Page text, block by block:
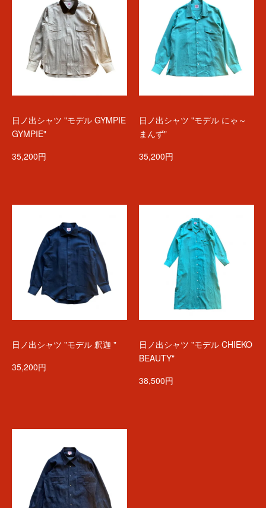
日ノ出シャツ "モデル GYMPIE
GYMPIE"
35,200円
日ノ出シャツ "モデル にゃ～
まんず"
35,200円
日ノ出シャツ "モデル 釈迦 "
35,200円
日ノ出シャツ "モデル CHIEKO
BEAUTY"
38,500円